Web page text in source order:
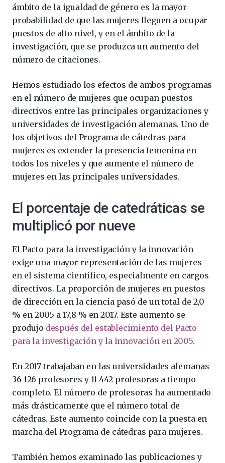
ámbito de la igualdad de género es la mayor
probabilidad de que las mujeres lleguen a ocupar
puestos de alto nivel, y en el ámbito de la
investigación, que se produzca un aumento del
número de citaciones.
Hemos estudiado los efectos de ambos programas
en el número de mujeres que ocupan puestos
directivos entre las principales organizaciones y
universidades de investigación alemanas. Uno de
los objetivos del Programa de cátedras para
mujeres es extender la presencia femenina en
todos los niveles y que aumente el número de
mujeres en las principales universidades.
El porcentaje de catedráticas se
multiplicó por nueve
El Pacto para la investigación y la innovación
exige una mayor representación de las mujeres
en el sistema científico, especialmente en cargos
directivos. La proporción de mujeres en puestos
de dirección en la ciencia pasó de un total de 2,0
% en 2005 a 17,8 % en 2017. Este aumento se
produjo después del establecimiento del Pacto
para la investigación y la innovación en 2005.
En 2017 trabajaban en las universidades alemanas
36 126 profesores y 11 442 profesoras a tiempo
completo. El número de profesoras ha aumentado
más drásticamente que el número total de
cátedras. Este aumento coincide con la puesta en
marcha del Programa de cátedras para mujeres.
También hemos examinado las publicaciones y